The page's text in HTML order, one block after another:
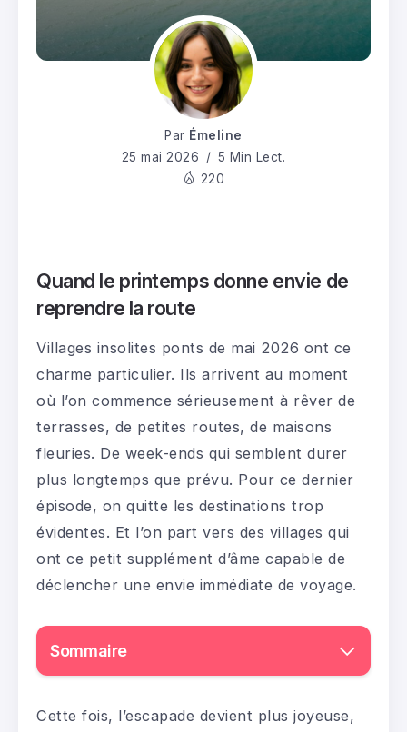
Par Émeline
25 mai 2026
5 Min Lect.
220
Quand le printemps donne envie de
reprendre la route
Villages insolites ponts de mai 2026 ont ce
charme particulier. Ils arrivent au moment
où l’on commence sérieusement à rêver de
terrasses, de petites routes, de maisons
fleuries. De week-ends qui semblent durer
plus longtemps que prévu. Pour ce dernier
épisode, on quitte les destinations trop
évidentes. Et l’on part vers des villages qui
ont ce petit supplément d’âme capable de
déclencher une envie immédiate de voyage.
Sommaire
Cette fois, l’escapade devient plus joyeuse,